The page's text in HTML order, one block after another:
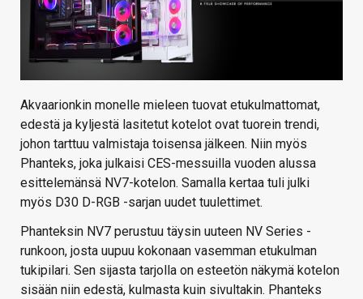
HAKU
Akvaarionkin monelle mieleen tuovat etukulmattomat,
edestä ja kyljestä lasitetut kotelot ovat tuorein trendi,
johon tarttuu valmistaja toisensa jälkeen. Niin myös
Phanteks, joka julkaisi CES-messuilla vuoden alussa
esittelemänsä NV7-kotelon. Samalla kertaa tuli julki
myös D30 D-RGB -sarjan uudet tuulettimet.
Phanteksin NV7 perustuu täysin uuteen NV Series -
runkoon, josta uupuu kokonaan vasemman etukulman
tukipilari. Sen sijasta tarjolla on esteetön näkymä kotelon
sisään niin edestä, kulmasta kuin sivultakin. Phanteks